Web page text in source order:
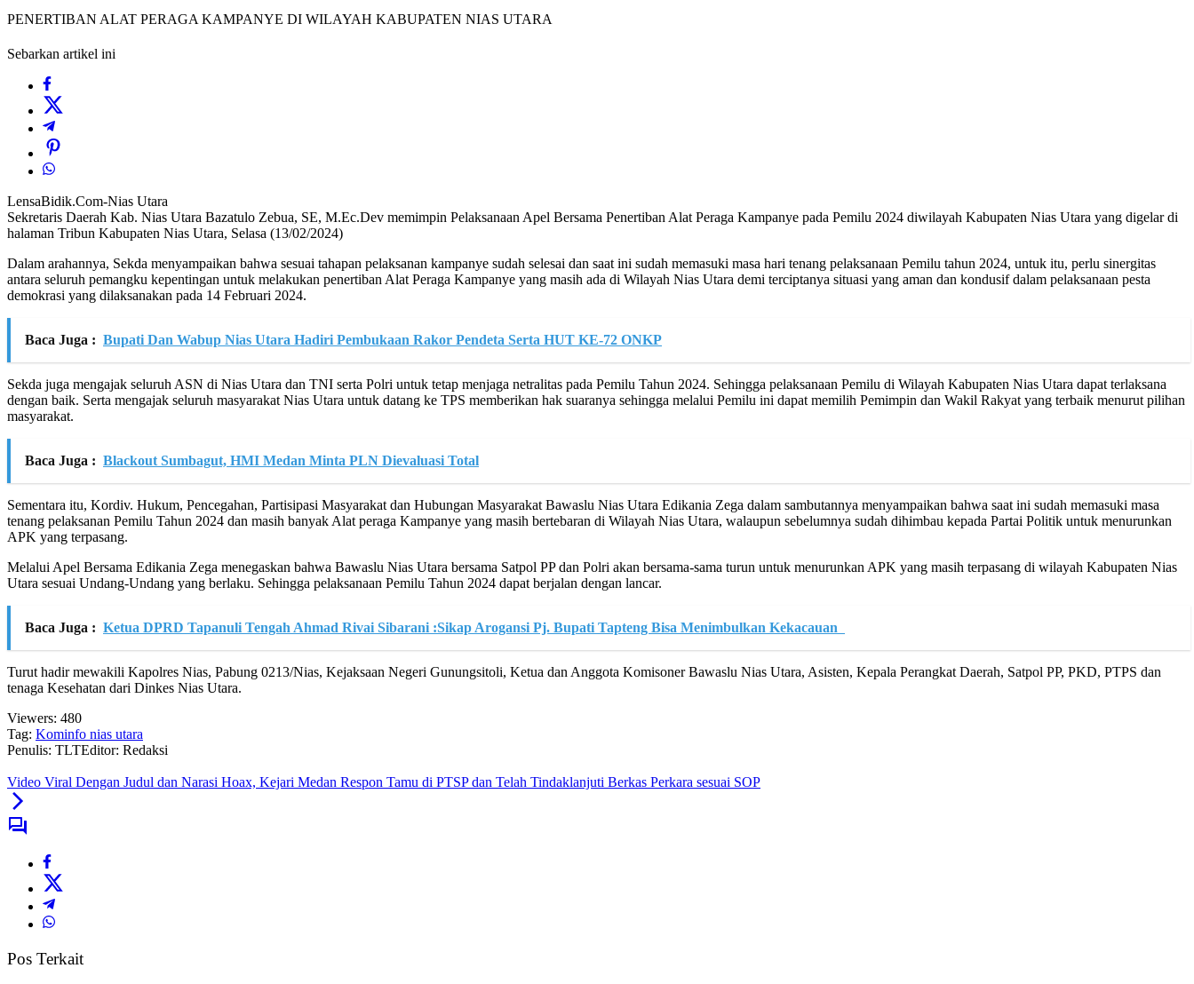
PENERTIBAN ALAT PERAGA KAMPANYE DI WILAYAH KABUPATEN NIAS UTARA
Sebarkan artikel ini
LensaBidik.Com-Nias Utara
Sekretaris Daerah Kab. Nias Utara Bazatulo Zebua, SE, M.Ec.Dev memimpin Pelaksanaan Apel Bersama Penertiban Alat Peraga Kampanye pada Pemilu 2024 diwilayah Kabupaten Nias Utara yang digelar di
halaman Tribun Kabupaten Nias Utara, Selasa (13/02/2024)
Dalam arahannya, Sekda menyampaikan bahwa sesuai tahapan pelaksanan kampanye sudah selesai dan saat ini sudah memasuki masa hari tenang pelaksanaan Pemilu tahun 2024, untuk itu, perlu sinergitas
antara seluruh pemangku kepentingan untuk melakukan penertiban Alat Peraga Kampanye yang masih ada di Wilayah Nias Utara demi terciptanya situasi yang aman dan kondusif dalam pelaksanaan pesta
demokrasi yang dilaksanakan pada 14 Februari 2024.
Baca Juga : Bupati Dan Wabup Nias Utara Hadiri Pembukaan Rakor Pendeta Serta HUT KE-72 ONKP
Sekda juga mengajak seluruh ASN di Nias Utara dan TNI serta Polri untuk tetap menjaga netralitas pada Pemilu Tahun 2024. Sehingga pelaksanaan Pemilu di Wilayah Kabupaten Nias Utara dapat terlaksana
dengan baik. Serta mengajak seluruh masyarakat Nias Utara untuk datang ke TPS memberikan hak suaranya sehingga melalui Pemilu ini dapat memilih Pemimpin dan Wakil Rakyat yang terbaik menurut pilihan
masyarakat.
Baca Juga : Blackout Sumbagut, HMI Medan Minta PLN Dievaluasi Total
Sementara itu, Kordiv. Hukum, Pencegahan, Partisipasi Masyarakat dan Hubungan Masyarakat Bawaslu Nias Utara Edikania Zega dalam sambutannya menyampaikan bahwa saat ini sudah memasuki masa
tenang pelaksanan Pemilu Tahun 2024 dan masih banyak Alat peraga Kampanye yang masih bertebaran di Wilayah Nias Utara, walaupun sebelumnya sudah dihimbau kepada Partai Politik untuk menurunkan
APK yang terpasang.
Melalui Apel Bersama Edikania Zega menegaskan bahwa Bawaslu Nias Utara bersama Satpol PP dan Polri akan bersama-sama turun untuk menurunkan APK yang masih terpasang di wilayah Kabupaten Nias
Utara sesuai Undang-Undang yang berlaku. Sehingga pelaksanaan Pemilu Tahun 2024 dapat berjalan dengan lancar.
Baca Juga : Ketua DPRD Tapanuli Tengah Ahmad Rivai Sibarani :Sikap Arogansi Pj. Bupati Tapteng Bisa Menimbulkan Kekacauan
Turut hadir mewakili Kapolres Nias, Pabung 0213/Nias, Kejaksaan Negeri Gunungsitoli, Ketua dan Anggota Komisoner Bawaslu Nias Utara, Asisten, Kepala Perangkat Daerah, Satpol PP, PKD, PTPS dan
tenaga Kesehatan dari Dinkes Nias Utara.
Viewers: 480
Tag: Kominfo nias utara
Penulis: TLTEditor: Redaksi
Video Viral Dengan Judul dan Narasi Hoax, Kejari Medan Respon Tamu di PTSP dan Telah Tindaklanjuti Berkas Perkara sesuai SOP
Pos Terkait